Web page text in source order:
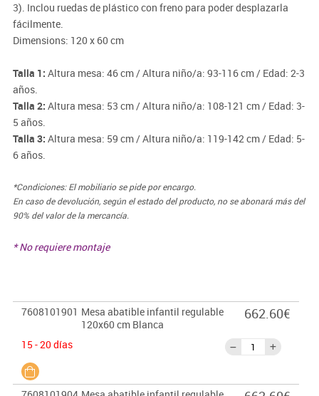
3). Inclou ruedas de plástico con freno para poder desplazarla
fácilmente.
Dimensions: 120 x 60 cm
Talla 1: Altura mesa: 46 cm / Altura niño/a: 93-116 cm / Edad: 2-3
años.
Talla 2: Altura mesa: 53 cm / Altura niño/a: 108-121 cm / Edad: 3-
5 años.
Talla 3: Altura mesa: 59 cm / Altura niño/a: 119-142 cm / Edad: 5-
6 años.
*Condiciones: El mobiliario se pide por encargo.
En caso de devolución, según el estado del producto, no se abonará más del
90% del valor de la mercancía.
* No requiere montaje
7608101901 Mesa abatible infantil regulable
120x60 cm Blanca
15 - 20 días
662.60€